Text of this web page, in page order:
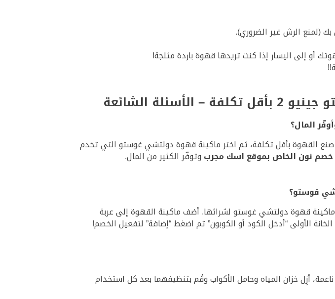
(لمنع الرش غير الضروري).
أو إلى اليسار إذا كنت تريدها قهوة باردة مثلجة!
الشائعة
المال؟
القهوة بأقل تكلفة، ثم اختر ماكينة قهوة دولتشي غوستو التي تخدم
نون الخاص بموقع اسك مجرب وتوفّر الكثير من المال.
قوستو؟
قهوة دولتشي غوستو لشرائها. أضف ماكينة القهوة إلى عربة
الأولى “أدخل الكود أو الكوبون” ثم اضغط “إضافة” لتفعيل الخصم!
أزِل خزان المياه وحامل الأكواب وقُم بتنظيفهما بعد كل استخدام